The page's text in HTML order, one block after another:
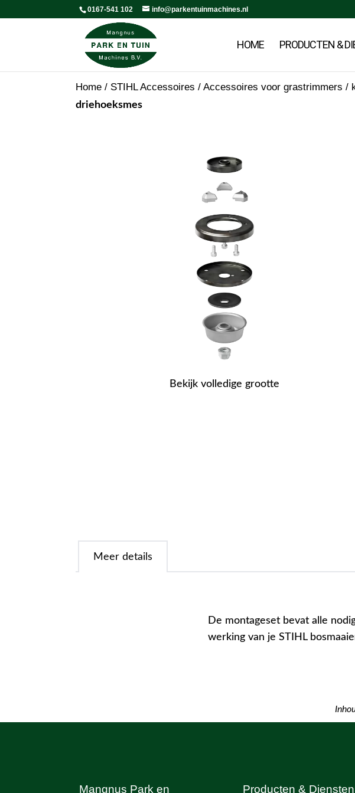
0167-541 102 info@parkentuinmachines.nl
HOME PRODUCTEN &
Home / STIHL Accessoires / Accessoires voor grastrimmers /
driehoeksmes
Bekijk volledige grootte
Meer details
De montageset bevat alle
werking van je STIHL
Mangnus Park en Producten & Diensten